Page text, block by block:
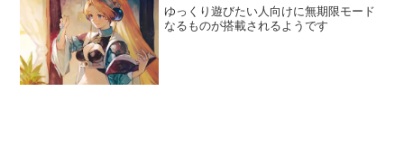
ゆっくり遊びたい人向けに無期限モード
なるものが搭載されるようです